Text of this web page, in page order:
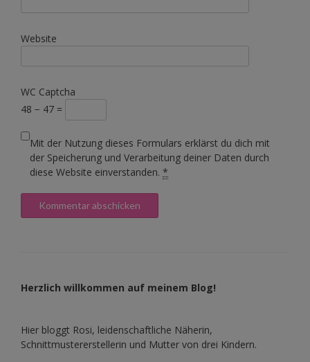
Website
WC Captcha
48 − 47 =
Mit der Nutzung dieses Formulars erklärst du dich mit
der Speicherung und Verarbeitung deiner Daten durch
diese Website einverstanden. *
Herzlich willkommen auf meinem Blog!
Hier bloggt Rosi, leidenschaftliche Näherin,
Schnittmustererstellerin und Mutter von drei Kindern.